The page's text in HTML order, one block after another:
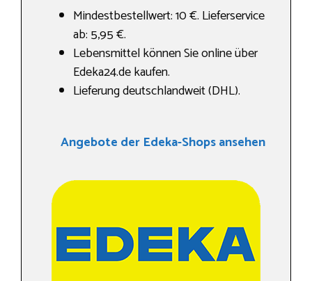
Mindestbestellwert: 10 €. Lieferservice
ab: 5,95 €.
Lebensmittel können Sie online über
Edeka24.de kaufen.
Lieferung deutschlandweit (DHL).
Angebote der Edeka-Shops ansehen